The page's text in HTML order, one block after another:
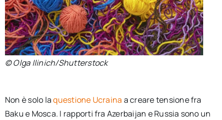
© Olga Ilinich/Shutterstock
Non è solo laquestione Ucraina a creare tensione fra
Baku e Mosca. I rapporti fra Azerbaijan e Russia sono un